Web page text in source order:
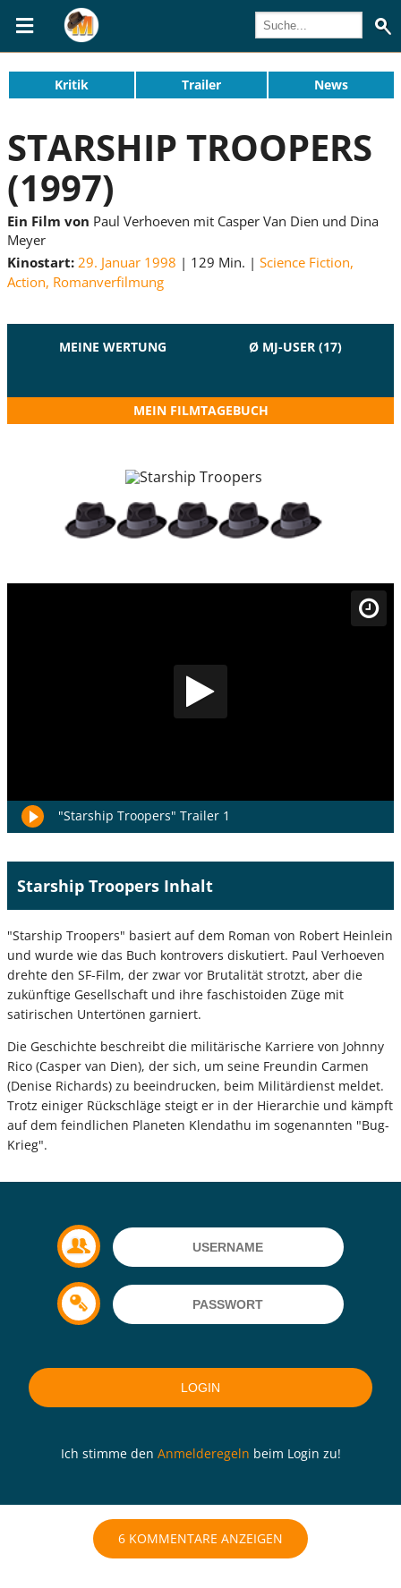
Kritik Trailer News
STARSHIP TROOPERS
(1997)
Ein Film von Paul Verhoeven mit Casper Van Dien und Dina
Meyer
Kinostart: 29. Januar 1998 129 Min. Science Fiction,
Action, Romanverfilmung
MEINE WERTUNG Ø MJ-USER (17)
MEIN FILMTAGEBUCH
"Starship Troopers" Trailer 1
Starship Troopers Inhalt
"Starship Troopers" basiert auf dem Roman von Robert Heinlein
und wurde wie das Buch kontrovers diskutiert. Paul Verhoeven
drehte den SF-Film, der zwar vor Brutalität strotzt, aber die
zukünftige Gesellschaft und ihre faschistoiden Züge mit
satirischen Untertönen garniert.
Die Geschichte beschreibt die militärische Karriere von Johnny
Rico (Casper van Dien), der sich, um seine Freundin Carmen
(Denise Richards) zu beeindrucken, beim Militärdienst meldet.
Trotz einiger Rückschläge steigt er in der Hierarchie und kämpft
auf dem feindlichen Planeten Klendathu im sogenannten "Bug-
Krieg".
Ich stimme den Anmelderegeln beim Login zu!
6 KOMMENTARE ANZEIGEN